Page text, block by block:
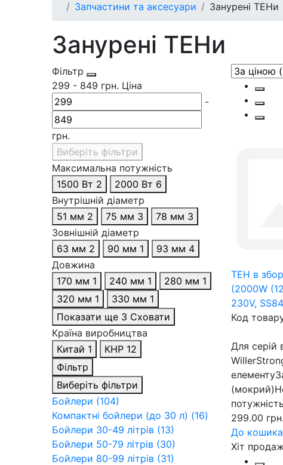
Запчастини та аксесуари Занурені ТЕНи
Занурені ТЕНи
Фільтр
299 - 849 грн. Ціна
-
грн.
Виберіть фільтри
Максимальна потужність
1500 Вт 2 2000 Вт 6
Внутрішній діаметр
51 мм 2 75 мм 3 78 мм 3
Зовнішній діаметр
63 мм 2 90 мм 1 93 мм 4
Довжина
170 мм 1 240 мм 1 280 мм 1
320 мм 1 330 мм 1
Показати ще 3 Сховати
Країна виробництва
Китай 1 КНР 12
Фільтр
Виберіть фільтри
Бойлери (104)
Компактні бойлери (до 30 л) (16)
Бойлери 30-49 літрів (13)
Бойлери 50-79 літрів (30)
Бойлери 80-99 літрів (31)
ТЕН в
(2000W
230V,
Код
Для серій
299.00 грн.
До кошика
Хіт